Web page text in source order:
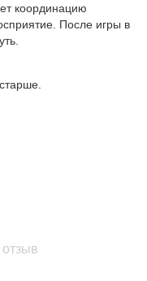
координацию
После игры в